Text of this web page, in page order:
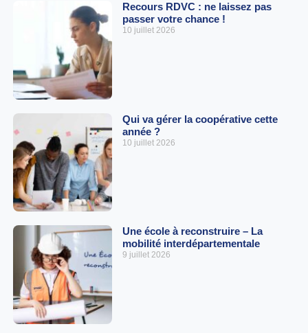
Recours RDVC : ne laissez pas
passer votre chance !
10 juillet 2026
Qui va gérer la coopérative cette
année ?
10 juillet 2026
Une école à reconstruire – La
mobilité interdépartementale
9 juillet 2026